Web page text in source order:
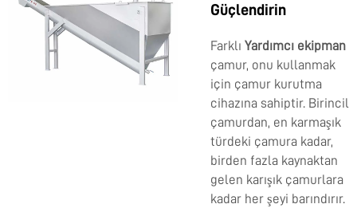
Güçlendirin
Farklı Yardımcı ekipman
çamur, onu kullanmak
için çamur kurutma
cihazına sahiptir. Birincil
çamurdan, en karmaşık
türdeki çamura kadar,
birden fazla kaynaktan
gelen karışık çamurlara
kadar her şeyi barındırır.